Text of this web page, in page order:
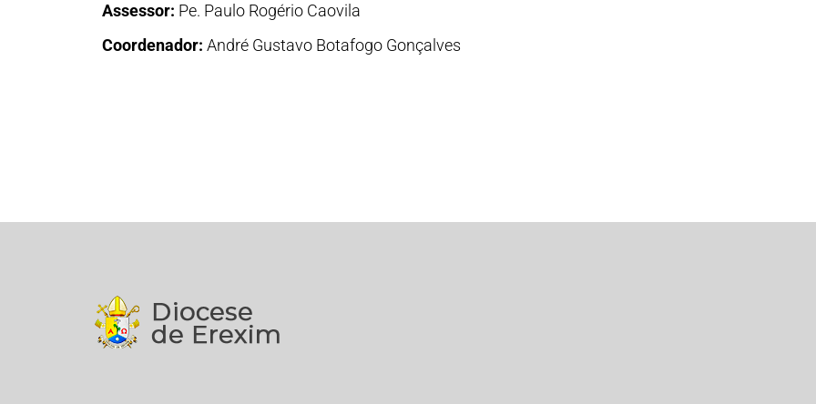
Assessor: Pe. Paulo Rogério Caovila
Coordenador: André Gustavo Botafogo Gonçalves